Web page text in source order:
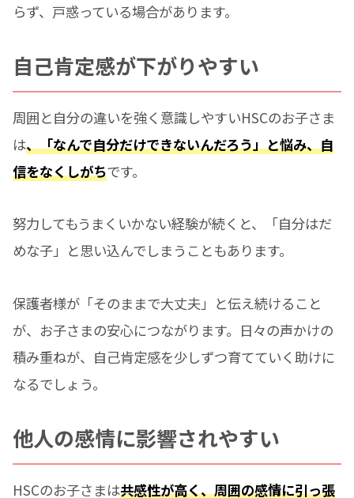
らず、戸惑っている場合があります。
自己肯定感が下がりやすい
周囲と自分の違いを強く意識しやすいHSCのお子さま
は、「なんで自分だけできないんだろう」と悩み、自
信をなくしがちです。
努力してもうまくいかない経験が続くと、「自分はだ
めな子」と思い込んでしまうこともあります。
保護者様が「そのままで大丈夫」と伝え続けること
が、お子さまの安心につながります。日々の声かけの
積み重ねが、自己肯定感を少しずつ育てていく助けに
なるでしょう。
他人の感情に影響されやすい
HSCのお子さまは共感性が高く、周囲の感情に引っ張